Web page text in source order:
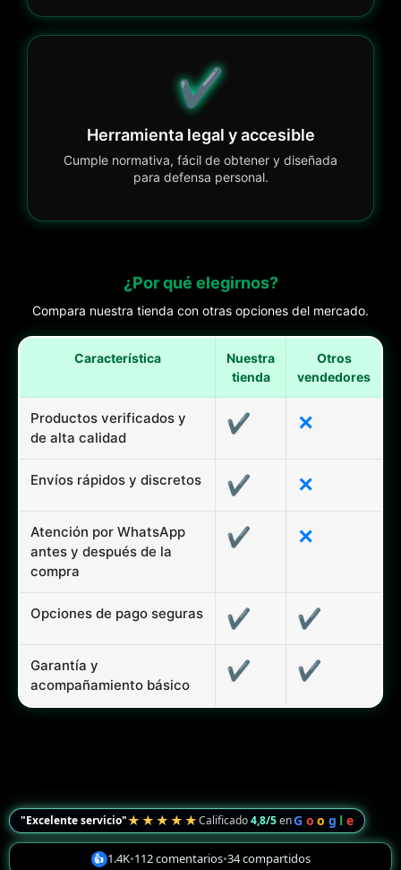
✔️
Herramienta legal y accesible
Cumple normativa, fácil de obtener y diseñada
para defensa personal.
¿Por qué elegirnos?
Compara nuestra tienda con otras opciones del mercado.
Característica
Nuestra
tienda
Otros
vendedores
Productos verificados y
de alta calidad
✔ ✕
Envíos rápidos y discretos ✔ ✕
Atención por WhatsApp
antes y después de la
compra
✔ ✕
Opciones de pago seguras ✔ ✔
Garantía y
acompañamiento básico
✔ ✔
"Excelente servicio"★★★★★Calificado4,8/5enG o o g l e
👍 1.4K•112 comentarios•34 compartidos